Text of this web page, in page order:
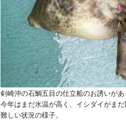
剣崎沖の石鯛五目の仕立船のお誘いがあ
今年はまだ水温が高く、イシダイがまだ
難しい状況の様子。